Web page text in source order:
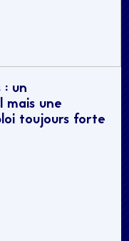
un
mais une
toujours forte